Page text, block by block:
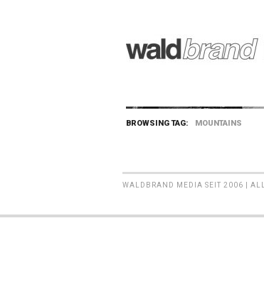
BROWSING TAG: MOUNTAINS
WALDBRAND MEDIA SEIT 2006 |